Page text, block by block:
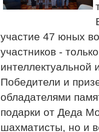
участие 47 юных
участников -
Победители и
обладателями
подарки от Деда
шахматисты, но и